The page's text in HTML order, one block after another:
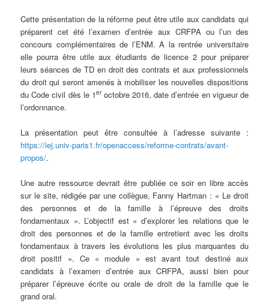
Cette présentation de la réforme peut être utile aux candidats qui
préparent cet été l’examen d’entrée aux CRFPA ou l’un des
concours complémentaires de l’ENM. A la rentrée universitaire
elle pourra être utile aux étudiants de licence 2 pour préparer
leurs séances de TD en droit des contrats et aux professionnels
du droit qui seront amenés à mobiliser les nouvelles dispositions
du Code civil dès le 1eroctobre 2016, date d’entrée en vigueur de
l’ordonnance.
La présentation peut être consultée à l’adresse suivante :
https://iej.univ-paris1.fr/openaccess/reforme-contrats/avant-
propos/.
Une autre ressource devrait être publiée ce soir en libre accès
sur le site, rédigée par une collègue, Fanny Hartman : « Le droit
des personnes et de la famille à l’épreuve des droits
fondamentaux ». L’objectif est « d’explorer les relations que le
droit des personnes et de la famille entretient avec les droits
fondamentaux à travers les évolutions les plus marquantes du
droit positif ». Ce « module » est avant tout destiné aux
candidats à l’examen d’entrée aux CRFPA, aussi bien pour
préparer l’épreuve écrite ou orale de droit de la famille que le
grand oral.